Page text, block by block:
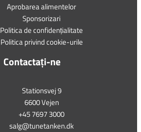
Aprobarea alimentelor
Sponsorizari
Politica de confidențialitate
Politica privind cookie-urile
Contactați-ne
Stationsvej 9
6600 Vejen
+45 7697 3000
salg@tunetanken.dk